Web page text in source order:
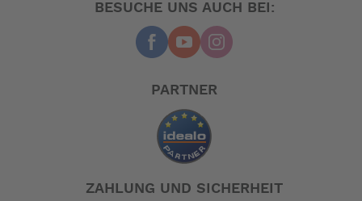
BESUCHE UNS AUCH BEI:
PARTNER
ZAHLUNG UND SICHERHEIT